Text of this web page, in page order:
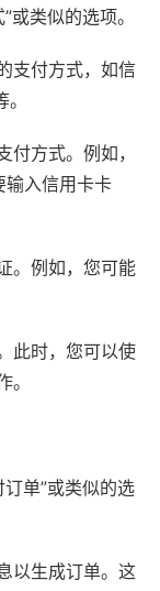
类似的选项。
支付方式，如信
方式。例如，
输入信用卡卡
。例如，您可能
此时，您可以使
单”或类似的选
以生成订单。这